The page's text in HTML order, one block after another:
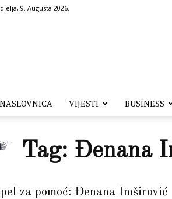
9. Augusta 2026.
NASLOVNICA VIJESTI BUSINESS
Tag: Đenana
za pomoć: Đenana Imširović